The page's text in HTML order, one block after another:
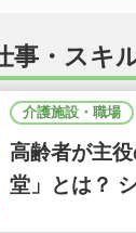
事・スキ
介護施設・職場
高齢者が主
堂」とは？